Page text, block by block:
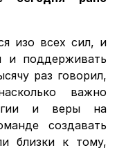
изо всех сил, и
и поддерживать
раз говорил,
важно
и веры на
создавать
близки к тому,